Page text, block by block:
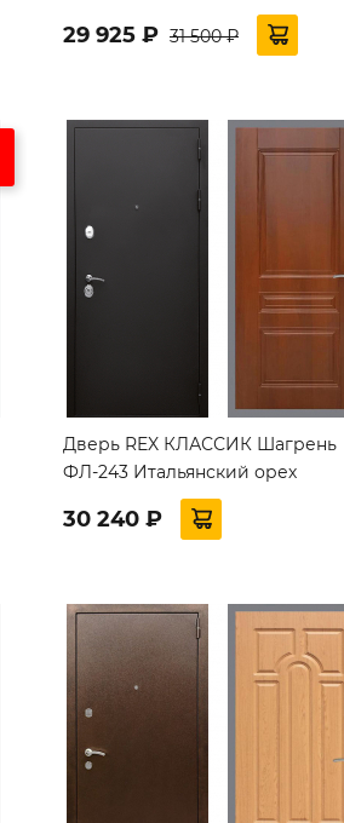
29 925 ₽ 31 500 ₽
Дверь REX КЛАССИК Шагрень
ФЛ-243 Итальянский орех
30 240 ₽